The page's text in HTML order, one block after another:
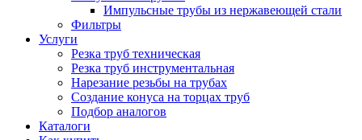
Импульсные трубы из нержавеющей стали
Фильтры
Услуги
Резка труб техническая
Резка труб инструментальная
Нарезание резьбы на трубах
Создание конуса на торцах труб
Подбор аналогов
Каталоги